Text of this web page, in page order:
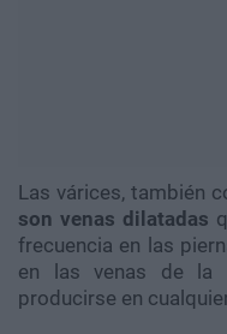
Las várices, también
son venas dilatadas
frecuencia en las
en las venas de la
producirse en